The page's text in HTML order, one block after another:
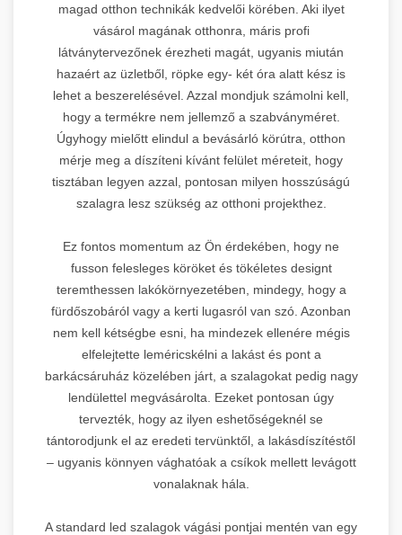
magad otthon technikák kedvelői körében. Aki ilyet
vásárol magának otthonra, máris profi
látványtervezőnek érezheti magát, ugyanis miután
hazaért az üzletből, röpke egy- két óra alatt kész is
lehet a beszerelésével. Azzal mondjuk számolni kell,
hogy a termékre nem jellemző a szabványméret.
Úgyhogy mielőtt elindul a bevásárló körútra, otthon
mérje meg a díszíteni kívánt felület méreteit, hogy
tisztában legyen azzal, pontosan milyen hosszúságú
szalagra lesz szükség az otthoni projekthez.
Ez fontos momentum az Ön érdekében, hogy ne
fusson felesleges köröket és tökéletes designt
teremthessen lakókörnyezetében, mindegy, hogy a
fürdőszobáról vagy a kerti lugasról van szó. Azonban
nem kell kétségbe esni, ha mindezek ellenére mégis
elfelejtette leméricskélni a lakást és pont a
barkácsáruház közelében járt, a szalagokat pedig nagy
lendülettel megvásárolta. Ezeket pontosan úgy
tervezték, hogy az ilyen eshetőségeknél se
tántorodjunk el az eredeti tervünktől, a lakásdíszítéstől
– ugyanis könnyen vághatóak a csíkok mellett levágott
vonalaknak hála.
A standard led szalagok vágási pontjai mentén van egy